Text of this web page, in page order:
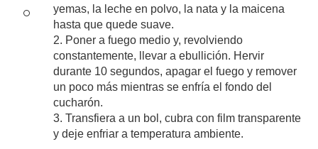
yemas, la leche en polvo, la nata y la maicena
hasta que quede suave.
2. Poner a fuego medio y, revolviendo
constantemente, llevar a ebullición. Hervir
durante 10 segundos, apagar el fuego y remover
un poco más mientras se enfría el fondo del
cucharón.
3. Transfiera a un bol, cubra con film transparente
y deje enfriar a temperatura ambiente.